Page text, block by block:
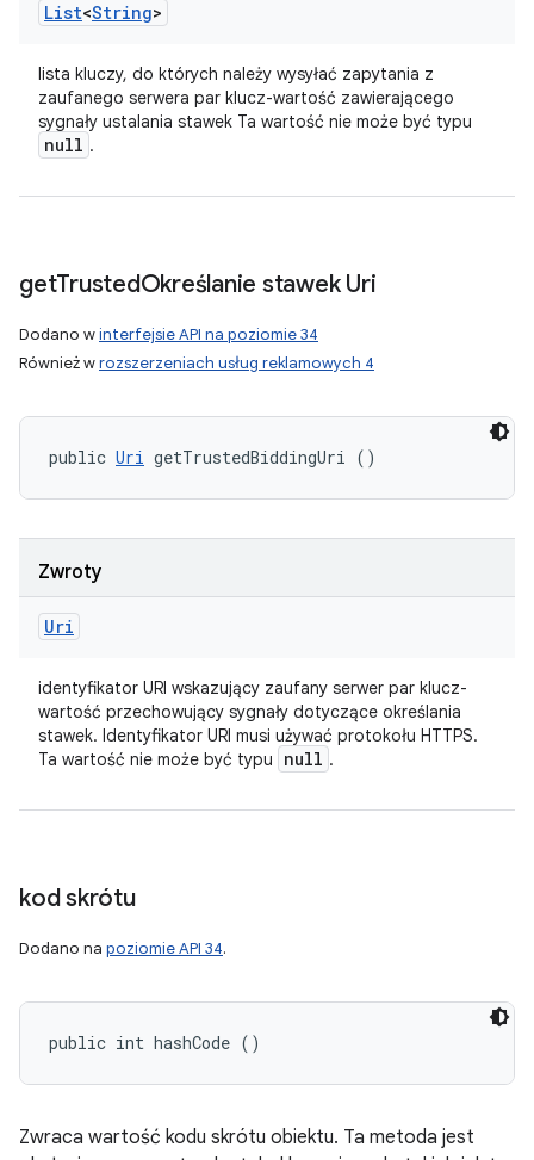
List<String>
lista kluczy, do których należy wysyłać zapytania z
zaufanego serwera par klucz-wartość zawierającego
sygnały ustalania stawek Ta wartość nie może być typu
null .
getTrustedOkreślanie stawek Uri
Dodano winterfejsie API na poziomie 34
Również wrozszerzeniach usług reklamowych 4
public Uri getTrustedBiddingUri ()
Zwroty
Uri
identyfikator URI wskazujący zaufany serwer par klucz-
wartość przechowujący sygnały dotyczące określania
stawek. Identyfikator URI musi używać protokołu HTTPS.
Ta wartość nie może być typu
null .
kod skrótu
Dodano na poziomie API 34.
public int hashCode ()
Zwraca wartość kodu skrótu obiektu. Ta metoda jest